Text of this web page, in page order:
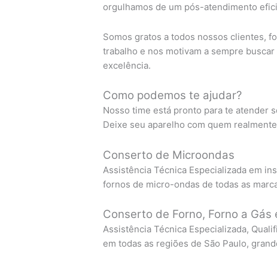
orgulhamos de um pós-atendimento
Somos gratos a todos nossos clientes,
trabalho e nos motivam a sempre
excelência.
Como podemos te ajudar?
Nosso time está pronto para te atender
Deixe seu aparelho com quem
Conserto de Microondas
Assistência Técnica Especializada em
fornos de micro-ondas de todas as
Conserto de Forno, Forno a Gás
Assistência Técnica Especializada,
em todas as regiões de São Paulo,